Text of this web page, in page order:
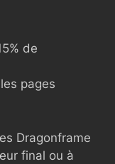
de
pages
Dragonframe
final ou à